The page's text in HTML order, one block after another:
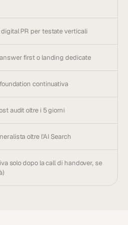
PR per testate verticali
first o landing dedicate
continuativa
audit oltre i 5 giorni
oltre l'AI Search
solo dopo la call di handover, se